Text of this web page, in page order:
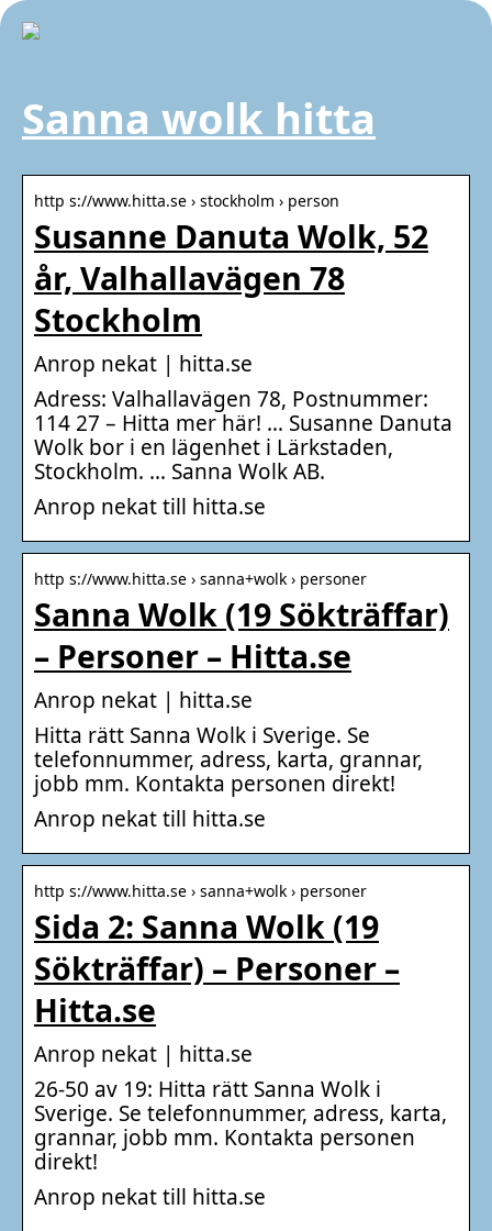
Sanna wolk hitta
http s://www.hitta.se › stockholm › person
Susanne Danuta Wolk, 52
år, Valhallavägen 78
Stockholm
Anrop nekat | hitta.se
Adress: Valhallavägen 78, Postnummer:
114 27 – Hitta mer här! … Susanne Danuta
Wolk bor i en lägenhet i Lärkstaden,
Stockholm. … Sanna Wolk AB.
Anrop nekat till hitta.se
http s://www.hitta.se › sanna+wolk › personer
Sanna Wolk (19 Sökträffar)
– Personer – Hitta.se
Anrop nekat | hitta.se
Hitta rätt Sanna Wolk i Sverige. Se
telefonnummer, adress, karta, grannar,
jobb mm. Kontakta personen direkt!
Anrop nekat till hitta.se
http s://www.hitta.se › sanna+wolk › personer
Sida 2: Sanna Wolk (19
Sökträffar) – Personer –
Hitta.se
Anrop nekat | hitta.se
26-50 av 19: Hitta rätt Sanna Wolk i
Sverige. Se telefonnummer, adress, karta,
grannar, jobb mm. Kontakta personen
direkt!
Anrop nekat till hitta.se